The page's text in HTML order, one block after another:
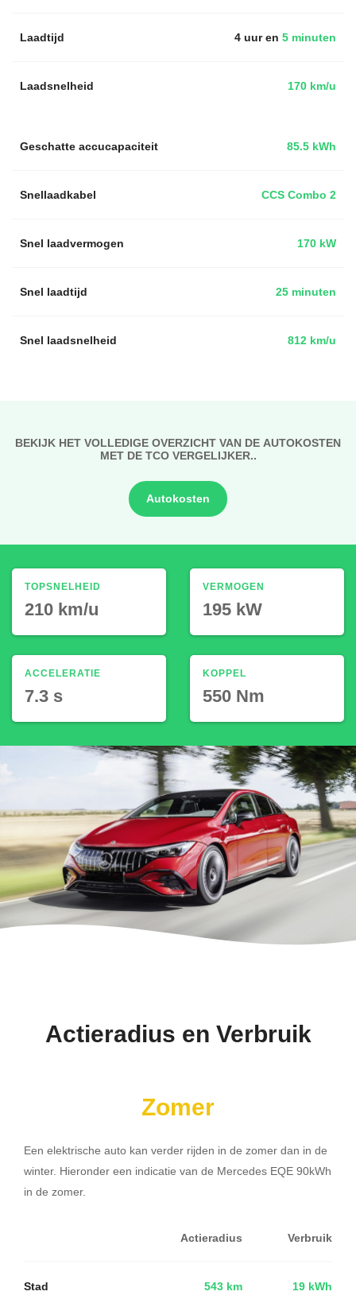
Laadtijd 4 uur en 5 minuten
Laadsnelheid 170 km/u
85.5 kWh
Geschatte accucapaciteit
Snellaadkabel CCS Combo 2
Snel laadvermogen 170 kW
Snel laadtijd 25 minuten
Snel laadsnelheid 812 km/u
BEKIJK HET VOLLEDIGE OVERZICHT VAN DE AUTOKOSTEN
MET DE TCO VERGELIJKER..
Autokosten
TOPSNELHEID
210 km/u
ACCELERATIE
7.3 s
VERMOGEN
195 kW
KOPPEL
550 Nm
Actieradius en Verbruik
Zomer
Een elektrische auto kan verder rijden in de zomer dan in de
winter. Hieronder een indicatie van de Mercedes EQE 90kWh
in de zomer.
Actieradius Verbruik
Stad 543 km 19 kWh